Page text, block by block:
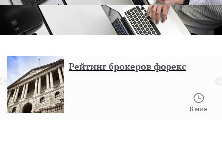
Рейтинг брокеров форекс
8 мин